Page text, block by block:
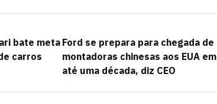
bate meta
carros
Ford se prepara para chegada de
montadoras chinesas aos EUA em
até uma década, diz CEO